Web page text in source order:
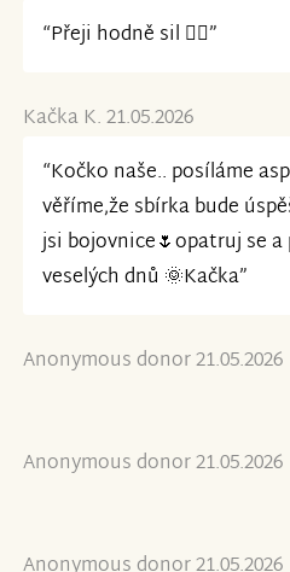
“Přeji hodně sil ✊🏻”
Kačka K. 21.05.2026
“Kočko naše.. posíláme
věříme,že sbírka bude
jsi bojovnice🌷opatruj se a
veselých dnů 🌞Kačka”
Anonymous donor 21.05.2026
Anonymous donor 21.05.2026